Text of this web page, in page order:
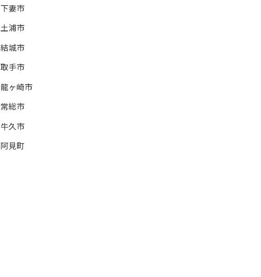
下妻市
土浦市
結城市
取手市
龍ヶ崎市
常総市
牛久市
阿見町